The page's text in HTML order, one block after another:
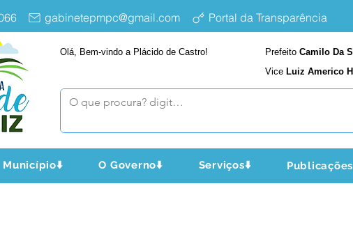
gabinetepmpc@gmail.com Portal da Transparência
Olá, Bem-vindo a Plácido de Castro! Prefeito Camilo Da
Vice Luiz Americo
Município⬇️ O Governo⬇️ Serviços⬇️